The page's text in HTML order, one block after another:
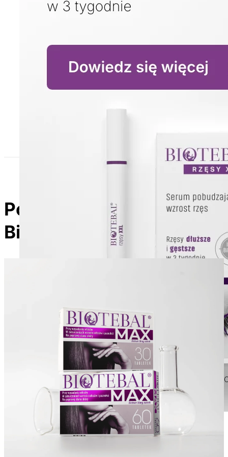
Poznaj produkty z linii
Biotebal